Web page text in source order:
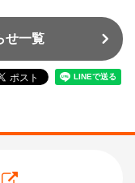
せ一覧